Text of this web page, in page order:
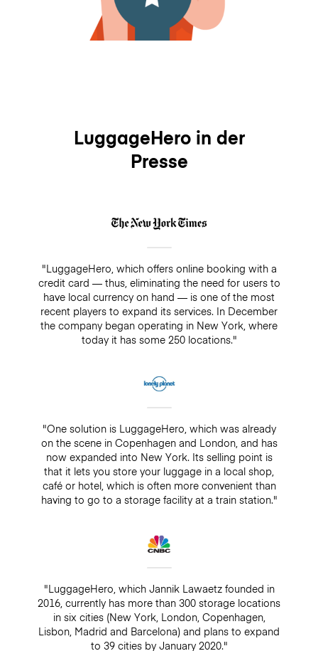
LuggageHero in der
Presse
"LuggageHero, which offers online booking with a
credit card — thus, eliminating the need for users to
have local currency on hand — is one of the most
recent players to expand its services. In December
the company began operating in New York, where
today it has some 250 locations."
"One solution is LuggageHero, which was already
on the scene in Copenhagen and London, and has
now expanded into New York. Its selling point is
that it lets you store your luggage in a local shop,
café or hotel, which is often more convenient than
having to go to a storage facility at a train station."
"LuggageHero, which Jannik Lawaetz founded in
2016, currently has more than 300 storage locations
in six cities (New York, London, Copenhagen,
Lisbon, Madrid and Barcelona) and plans to expand
to 39 cities by January 2020."